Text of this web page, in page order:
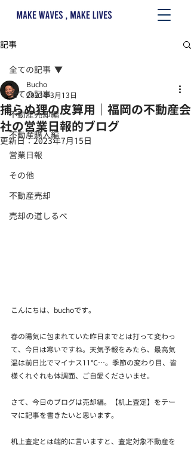
記事
全ての記事
不動産売却編
不動産購入編
営業日報
その他
不動産売却
売却の道しるべ
全ての記事
捕らぬ狸の皮算用｜福岡の不動産会
社の営業日報的ブログ
Bucho
2023年3月13日
更新日：2023年7月15日
こんにちは、buchoです。
春の陽気に包まれていた昨日までとは打って変わっ
て、今日は寒いですね。天気予報をみたら、最高気
温は前日比でマイナス11℃…。季節の変わり目、皆
様くれぐれも体調面、ご自愛くださいませ。
さて、今日のブログは売却編。【机上査定】をテー
マに記事を書きたいと思います。
机上査定とは端的に言いますと、査定対象不動産を